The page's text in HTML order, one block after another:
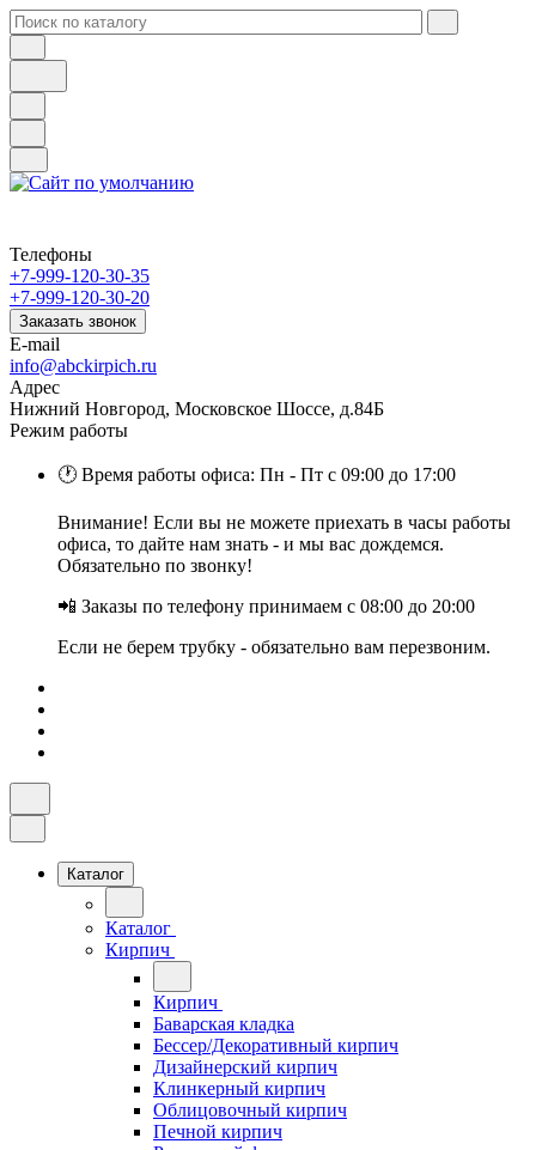
Телефоны
+7-999-120-30-35
+7-999-120-30-20
Заказать звонок
E-mail
info@abckirpich.ru
Адрес
Нижний Новгород, Московское Шоссе, д.84Б
Режим работы
🕐 Время работы офиса: Пн - Пт с 09:00 до 17:00
Внимание! Если вы не можете приехать в часы работы
офиса, то дайте нам знать - и мы вас дождемся.
Обязательно по звонку!
📲 Заказы по телефону принимаем с 08:00 до 20:00
Если не берем трубку - обязательно вам перезвоним.
Каталог
Каталог
Кирпич
Кирпич
Баварская кладка
Бессер/Декоративный кирпич
Дизайнерский кирпич
Клинкерный кирпич
Облицовочный кирпич
Печной кирпич